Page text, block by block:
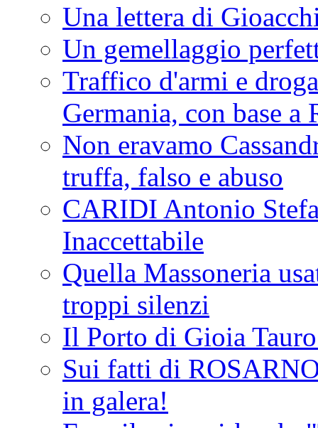
Una lettera di
Un gemellaggio
Traffico d'armi e
Germania, con base a
Non eravamo
truffa, falso e abuso
CARIDI Antonio
Inaccettabile
Quella Massoneria
troppi silenzi
Il Porto di Gioia
Sui fatti di
in galera!